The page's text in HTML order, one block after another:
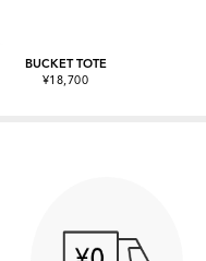
BUCKET TOTE
¥18,700